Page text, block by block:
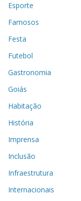
Esporte
Famosos
Festa
Futebol
Gastronomia
Goiás
Habitação
História
Imprensa
Inclusão
Infraestrutura
Internacionais